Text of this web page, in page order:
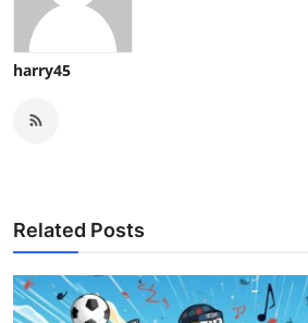
harry45
Related Posts